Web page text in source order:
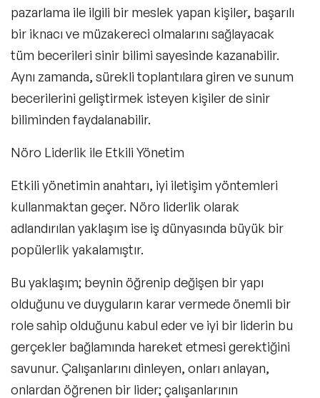
pazarlama ile ilgili bir meslek yapan kişiler, başarılı
bir iknacı ve müzakereci olmalarını sağlayacak
tüm becerileri sinir bilimi sayesinde kazanabilir.
Aynı zamanda, sürekli toplantılara giren ve sunum
becerilerini geliştirmek isteyen kişiler de sinir
biliminden faydalanabilir.
Nöro Liderlik ile Etkili Yönetim
Etkili yönetimin anahtarı, iyi iletişim yöntemleri
kullanmaktan geçer. Nöro liderlik olarak
adlandırılan yaklaşım ise iş dünyasında büyük bir
popülerlik yakalamıştır.
Bu yaklaşım; beynin öğrenip değişen bir yapı
olduğunu ve duyguların karar vermede önemli bir
role sahip olduğunu kabul eder ve iyi bir liderin bu
gerçekler bağlamında hareket etmesi gerektiğini
savunur. Çalışanlarını dinleyen, onları anlayan,
onlardan öğrenen bir lider; çalışanlarının